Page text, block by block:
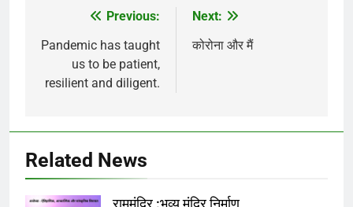
navigation
Previous:
Pandemic has taught
us to be patient,
resilient and diligent.
Next:
कोरोना और मैं
Related News